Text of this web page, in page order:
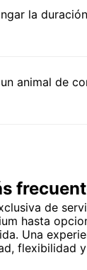
la
animal de
de
hasta
Una
flexibilidad